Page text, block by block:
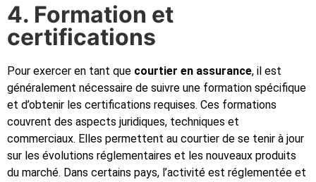
4. Formation et
certifications
Pour exercer en tant que courtier en assurance, il est
généralement nécessaire de suivre une formation spécifique
et d’obtenir les certifications requises. Ces formations
couvrent des aspects juridiques, techniques et
commerciaux. Elles permettent au courtier de se tenir à jour
sur les évolutions réglementaires et les nouveaux produits
du marché. Dans certains pays, l’activité est réglementée et